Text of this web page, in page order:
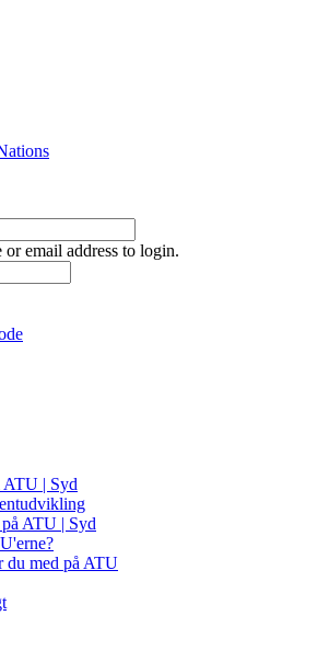
or email address to login.
| Syd
ATU | Syd
du med på ATU